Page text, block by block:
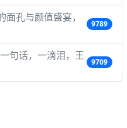
孔与颜值盛宴，
9789
句话，一滴泪，王
9709